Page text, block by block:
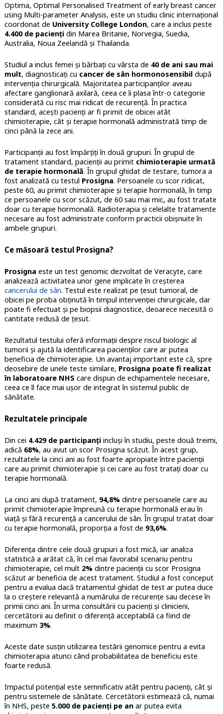
Optima, Optimal Personalised Treatment of early breast cancer
using Multi-parameter Analysis, este un studiu clinic internațional
coordonat de University College London, care a inclus peste
4.400 de paciențidin Marea Britanie, Norvegia, Suedia,
Australia, Noua Zeelandă și Thailanda.
Studiul a inclus femei și bărbați cu vârsta de 40 de ani sau mai
mult, diagnosticați cu cancer de sân hormonosensibildupă
intervenția chirurgicală. Majoritatea participanților aveau
afectare ganglionară axilară, ceea ce îi plasa într-o categorie
considerată cu risc mai ridicat de recurență. În practica
standard, acești pacienți ar fi primit de obicei atât
chimioterapie, cât și terapie hormonală administrată timp de
cinci până la zece ani.
Participanții au fost împărțiți în două grupuri. În grupul de
tratament standard, pacienții au primit chimioterapie urmată
de terapie hormonală. În grupul ghidat de testare, tumora a
fost analizată cu testul Prosigna. Persoanele cu scor ridicat,
peste 60, au primit chimioterapie și terapie hormonală, în timp
ce persoanele cu scor scăzut, de 60 sau mai mic, au fost tratate
doar cu terapie hormonală. Radioterapia și celelalte tratamente
necesare au fost administrate conform practicii obișnuite în
ambele grupuri.
Ce măsoară testul Prosigna?
Prosigna este un test genomic dezvoltat de Veracyte, care
analizează activitatea unor gene implicate în creșterea
cancerului de sân. Testul este realizat pe țesut tumoral, de
obicei pe proba obținută în timpul intervenției chirurgicale, dar
poate fi efectuat și pe biopsii diagnostice, deoarece necesită o
cantitate redusă de țesut.
Rezultatul testului oferă informații despre riscul biologic al
tumorii și ajută la identificarea pacienților care ar putea
beneficia de chimioterapie. Un avantaj important este că, spre
deosebire de unele teste similare, Prosigna poate fi realizat
în laboratoare NHS care dispun de echipamentele necesare,
ceea ce îl face mai ușor de integrat în sistemul public de
sănătate.
Rezultatele principale
Din cei 4.429 de participanțiincluși în studiu, peste două treimi,
adică 68%, au avut un scor Prosigna scăzut. În acest grup,
rezultatele la cinci ani au fost foarte apropiate între pacienții
care au primit chimioterapie și cei care au fost tratați doar cu
terapie hormonală.
La cinci ani după tratament, 94,8%dintre persoanele care au
primit chimioterapie împreună cu terapie hormonală erau în
viață și fără recurență a cancerului de sân. În grupul tratat doar
cu terapie hormonală, proporția a fost de 93,6%.
Diferența dintre cele două grupuri a fost mică, iar analiza
statistică a arătat că, în cel mai favorabil scenariu pentru
chimioterapie, cel mult 2%dintre pacienții cu scor Prosigna
scăzut ar beneficia de acest tratament. Studiul a fost conceput
pentru a evalua dacă tratamentul ghidat de test ar putea duce
la o creștere relevantă a numărului de recurențe sau decese în
primii cinci ani. În urma consultării cu pacienți și clinicieni,
cercetătorii au definit o diferență acceptabilă ca fiind de
maximum 3%.
Aceste date susțin utilizarea testării genomice pentru a evita
chimioterapia atunci când probabilitatea de beneficiu este
foarte redusă.
Impactul potențial este semnificativ atât pentru pacienți, cât și
pentru sistemele de sănătate. Cercetătorii estimează că, numai
în NHS, peste 5.000 de pacienți pe anar putea evita